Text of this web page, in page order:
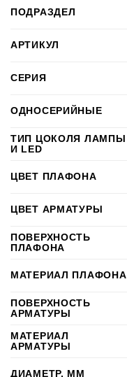
ПОДРАЗДЕЛ
АРТИКУЛ
СЕРИЯ
ОДНОСЕРИЙНЫЕ
ТИП ЦОКОЛЯ ЛАМПЫ
И LED
ЦВЕТ ПЛАФОНА
ЦВЕТ АРМАТУРЫ
ПОВЕРХНОСТЬ
ПЛАФОНА
МАТЕРИАЛ ПЛАФОНА
ПОВЕРХНОСТЬ
АРМАТУРЫ
МАТЕРИАЛ
АРМАТУРЫ
ДИАМЕТР, ММ